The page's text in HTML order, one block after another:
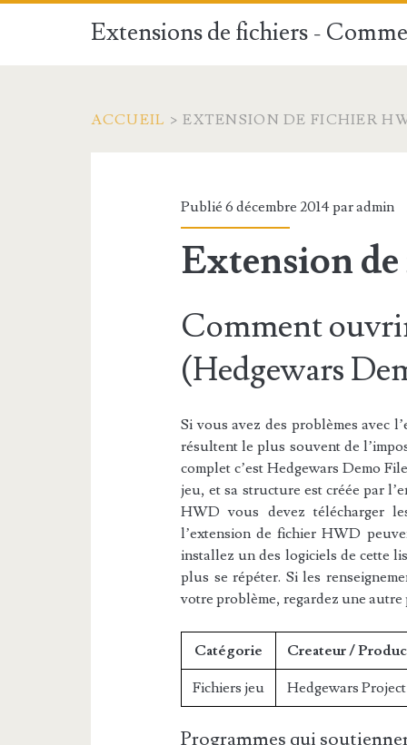
Extensions de fichiers -
ACCUEIL > EXTENSION DE FICHIER
Publié 6 décembre 2014 paradmin
Extension
Comment
(Hedgewars
Si vous avez des problèmes avec
résultent le plus souvent de
complet c’est Hedgewars Demo
jeu, et sa structure est créée par
HWD vous devez télécharger
l’extension de fichier HWD
installez un des logiciels de cette
plus se répéter. Si les
votre problème, regardez une autre
Catégorie Createur /
Fichiers jeu Hedgewars Project
Programmes qui